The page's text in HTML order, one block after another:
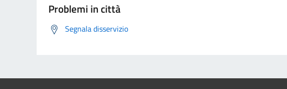
Problemi in città
Segnala disservizio